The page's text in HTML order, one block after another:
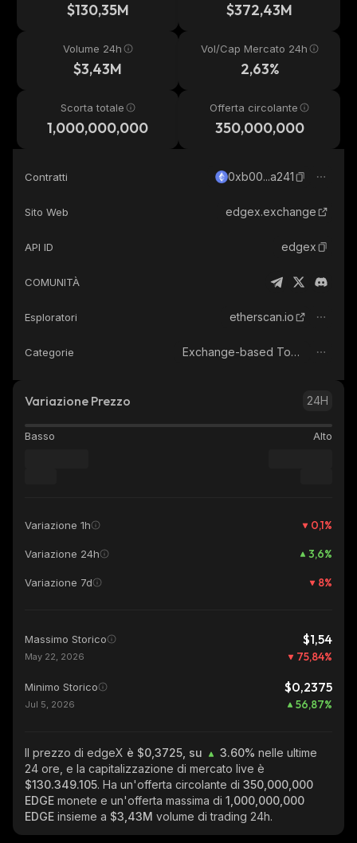
$130,35M $372,43M
Volume 24h
$3,43M
Vol/Cap Mercato 24h
2,63%
Scorta totale
1,000,000,000
Offerta circolante
350,000,000
Contratti 0xb00...a241
Sito Web edgex.exchange
API ID edgex
COMUNITÀ
Esploratori etherscan.io
Categorie Exchange-based Tokens
Variazione Prezzo 24H
Basso Alto
Variazione 1h 0,1%
Variazione 24h 3,6%
Variazione 7d 8%
Massimo Storico $1,54
May 22, 2026 75,84%
Minimo Storico $0,2375
Jul 5, 2026 56,87%
Il prezzo di edgeX è $0,3725, su 3.60% nelle ultime
24 ore, e la capitalizzazione di mercato live è
$130.349.105. Ha un'offerta circolante di 350,000,000
EDGE monete e un'offerta massima di 1,000,000,000
EDGE insieme a $3,43M volume di trading 24h.